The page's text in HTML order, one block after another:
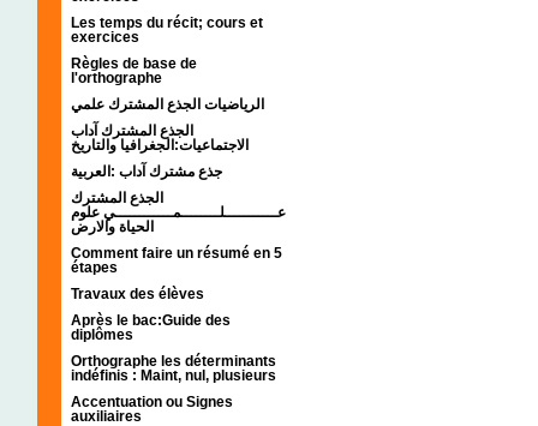
Les temps du récit; cours et
exercices
Règles de base de
l'orthographe
الرياضيات الجذع المشترك علمي
الجذع المشترك آداب
الاجتماعيات:الجغرافيا والتاريخ
جذع مشترك آداب :العربية
الجذع المشترك
عـــــــــــلــــــــمــــــــــــي علوم
الحياة والارض
Comment faire un résumé en 5
étapes
Travaux des élèves
Après le bac:Guide des
diplômes
Orthographe les déterminants
indéfinis : Maint, nul, plusieurs
Accentuation ou Signes
auxiliaires